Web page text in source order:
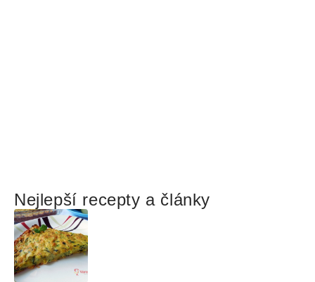
Nejlepší recepty a články